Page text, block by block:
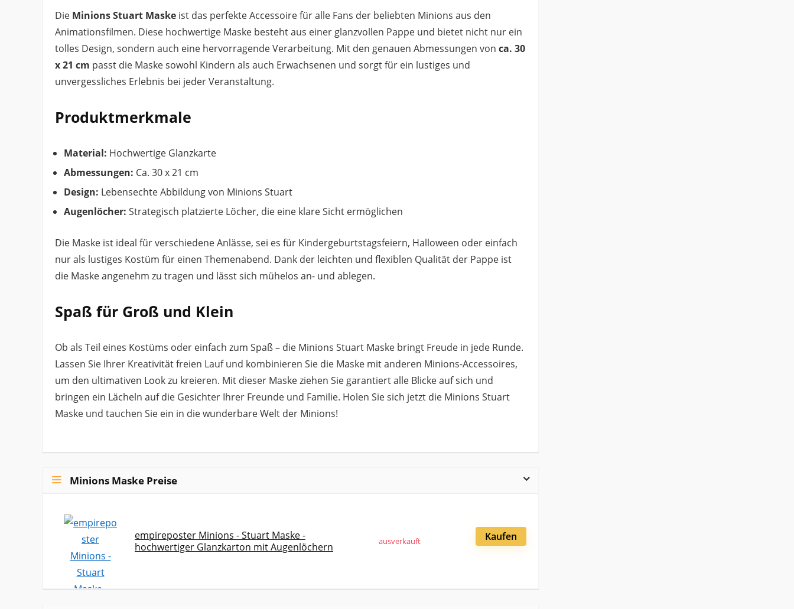
Die Minions Stuart Maske ist das perfekte Accessoire für alle Fans der beliebten Minions aus den
Animationsfilmen. Diese hochwertige Maske besteht aus einer glanzvollen Pappe und bietet nicht nur ein
tolles Design, sondern auch eine hervorragende Verarbeitung. Mit den genauen Abmessungen von ca. 30
x 21 cm passt die Maske sowohl Kindern als auch Erwachsenen und sorgt für ein lustiges und
unvergessliches Erlebnis bei jeder Veranstaltung.
Produktmerkmale
Material: Hochwertige Glanzkarte
Abmessungen: Ca. 30 x 21 cm
Design: Lebensechte Abbildung von Minions Stuart
Augenlöcher: Strategisch platzierte Löcher, die eine klare Sicht ermöglichen
Die Maske ist ideal für verschiedene Anlässe, sei es für Kindergeburtstagsfeiern, Halloween oder einfach
nur als lustiges Kostüm für einen Themenabend. Dank der leichten und flexiblen Qualität der Pappe ist
die Maske angenehm zu tragen und lässt sich mühelos an- und ablegen.
Spaß für Groß und Klein
Ob als Teil eines Kostüms oder einfach zum Spaß – die Minions Stuart Maske bringt Freude in jede Runde.
Lassen Sie Ihrer Kreativität freien Lauf und kombinieren Sie die Maske mit anderen Minions-Accessoires,
um den ultimativen Look zu kreieren. Mit dieser Maske ziehen Sie garantiert alle Blicke auf sich und
bringen ein Lächeln auf die Gesichter Ihrer Freunde und Familie. Holen Sie sich jetzt die Minions Stuart
Maske und tauchen Sie ein in die wunderbare Welt der Minions!
Minions Maske Preise
empireposter Minions - Stuart Maske -
hochwertiger Glanzkarton mit Augenlöchern
ausverkauft Kaufen